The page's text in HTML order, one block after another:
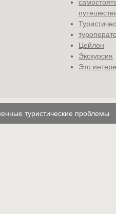
Цейлон
Экскурсия
Это
туристические проблемы